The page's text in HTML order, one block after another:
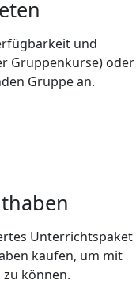
und
Gruppenkurse) oder
Gruppe an.
Unterrichtspaket
kaufen, um mit
können.